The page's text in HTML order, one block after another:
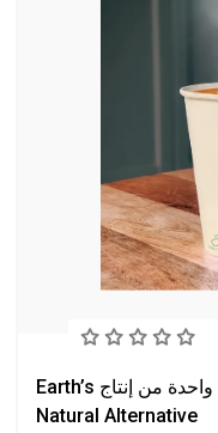
أكواب صديقة للبيئة تستعمل لمرة واحدة من إنتاج Earth’s
Natural Alternative